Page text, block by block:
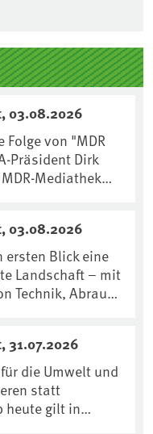
03.08.2026
Folge von "MDR
Präsident Dirk
Mediathek
100.html
03.08.2026
ersten Blick eine
Landschaft – mit
Technik, Abraum
wie sich aus
Böden
fassen & neue
31.07.2026
die Umwelt und
statt
heute gilt in